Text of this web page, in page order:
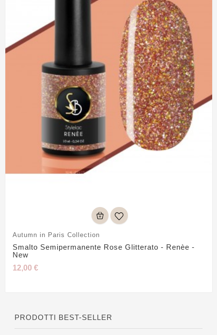
Autumn in Paris Collection
Smalto Semipermanente Rose Glitterato - Renèe -
New
12,00 €
PRODOTTI BEST-SELLER